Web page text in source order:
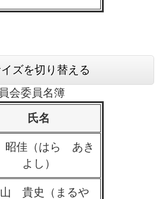
ズを切り替える
会委員名簿
氏名
佳（はら あき
よし）
貴史（まるや